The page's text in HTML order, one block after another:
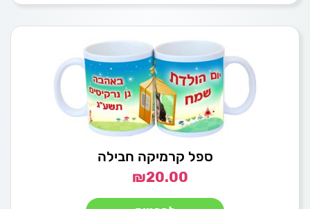
ספל קרמיקה חבילה
₪20.00